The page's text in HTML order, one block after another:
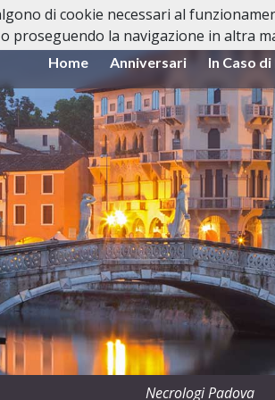
Home Anniversari In Caso
Necrologi Padova
di cookie necessari al
proseguendo la navigazione in altra